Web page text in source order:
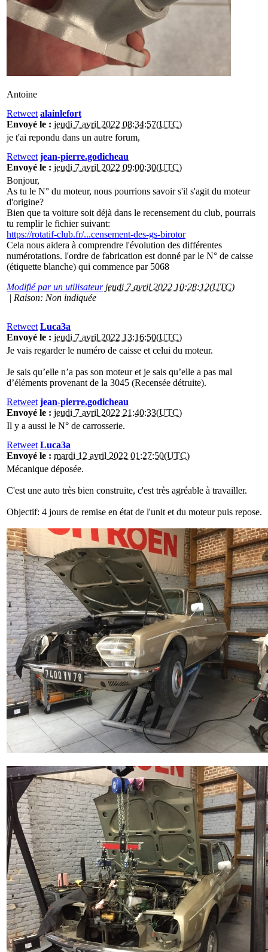
Antoine
Retweet alainlefort
Envoyé le : jeudi 7 avril 2022 08:34:57(UTC)
je t'ai repondu dans un autre forum,
Retweet jean-pierre.godicheau
Envoyé le : jeudi 7 avril 2022 09:00:30(UTC)
Bonjour,
As tu le N° du moteur, nous pourrions savoir s'il s'agit du moteur
d'origine?
Bien que ta voiture soit déjà dans le recensement du club, pourrais
tu remplir le fichier suivant:
https://rotatif-club.fr/...censement-des-gs-birotor
Cela nous aidera à comprendre l'évolution des différentes
numérotations. l'ordre de fabrication est donné par le N° de caisse
(étiquette blanche) qui commence par 5068
Modifié par un utilisateur jeudi 7 avril 2022 10:28:12(UTC)
| Raison: Non indiquée
Retweet Luca3a
Envoyé le : jeudi 7 avril 2022 13:16:50(UTC)
Je vais regarder le numéro de caisse et celui du moteur.
Je sais qu’elle n’a pas son moteur et je sais qu’elle a pas mal
d’éléments provenant de la 3045 (Recensée détruite).
Retweet jean-pierre.godicheau
Envoyé le : jeudi 7 avril 2022 21:40:33(UTC)
Il y a aussi le N° de carrosserie.
Retweet Luca3a
Envoyé le : mardi 12 avril 2022 01:27:50(UTC)
Mécanique déposée.
C'est une auto très bien construite, c'est très agréable à travailler.
Objectif: 4 jours de remise en état de l'unit et du moteur puis repose.